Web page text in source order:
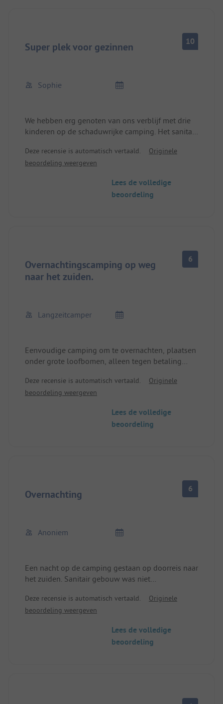
Je kunt er goed eten.
Super plek voor gezinnen 10
Sophie
We hebben erg genoten van ons verblijf met drie
kinderen op de schaduwrijke camping. Het sanitair
recreatiebad op de camping erg leuk!
Deze recensie is automatisch vertaald.
Originele
beoordeling weergeven
Lees de volledige
beoordeling
Overnachtingscamping op weg
naar het zuiden.
6
Langzeitcamper
Eenvoudige camping om te overnachten, plaatsen
onder grote loofbomen, alleen tegen betaling
De receptie is tevens de kassa van het zwembad.
De stad Leibnitz is te voet bereikbaar (ca. 1 km),
Helaas zijn de sanitaire voorzieningen erg
eenvoudig en worden ze gebruikt door gebruikers
Overdag rumoerig vanwege de pretparken in de
directe omgeving, maar 's nachts rustig.
Deze recensie is automatisch vertaald.
Originele
beoordeling weergeven
Lees de volledige
beoordeling
Overnachting 6
Anoniem
Een nacht op de camping gestaan op doorreis naar
het zuiden. Sanitair gebouw was niet
zitten alleen in de gang tussen de douches en het
licht gaat veel te snel uit. De helft van de
Deze recensie is automatisch vertaald.
Originele
beoordeling weergeven
Lees de volledige
beoordeling